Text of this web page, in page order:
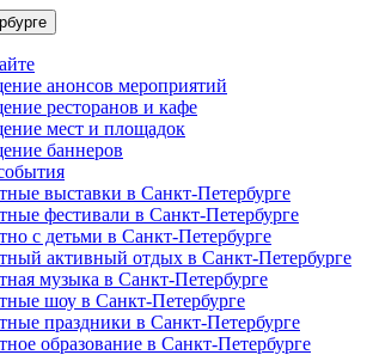
анонсов мероприятий
ресторанов и кафе
мест и площадок
баннеров
выставки в Санкт-Петербурге
фестивали в Санкт-Петербурге
с детьми в Санкт-Петербурге
активный отдых в Санкт-Петербурге
музыка в Санкт-Петербурге
шоу в Санкт-Петербурге
праздники в Санкт-Петербурге
образование в Санкт-Петербурге